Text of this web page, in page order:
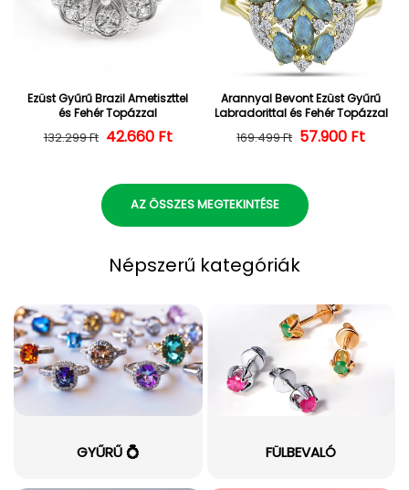
Ezüst Gyűrű Brazil Ametiszttel
és Fehér Topázzal
Normál ár
132.299 Ft Kedvezményes ár
42.660 Ft
Arannyal Bevont Ezüst Gyűrű
Labradorittal és Fehér Topázzal
Normál ár
169.499 Ft 57.900 Ft
AZ ÖSSZES MEGTEKINTÉSE
Népszerű kategóriák
GYŰRŰ 💍 FÜLBEVALÓ